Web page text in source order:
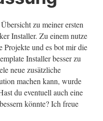
zu meiner ersten
Installer. Zu einem nutze
Projekte und es bot mir die
Installer besser zu
neue zusätzliche
machen kann, wurde
du eventuell auch eine
könnte? Ich freue